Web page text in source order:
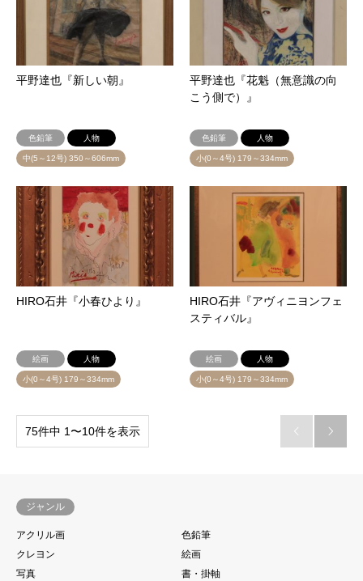
平野達也『新しい朝』
色鉛筆 人物
中(5～12号) 350～606mm
平野達也『花魁（無意識の向
こう側で）』
色鉛筆 人物
小(0～4号) 179～334mm
HIRO石井『小春ひより』
絵画 人物
小(0～4号) 179～334mm
HIRO石井『アヴィニヨンフェ
スティバル』
絵画 人物
小(0～4号) 179～334mm
75件中 1〜10件を表示  
ジャンル
アクリル画
色鉛筆
クレヨン
絵画
写真
書・掛軸